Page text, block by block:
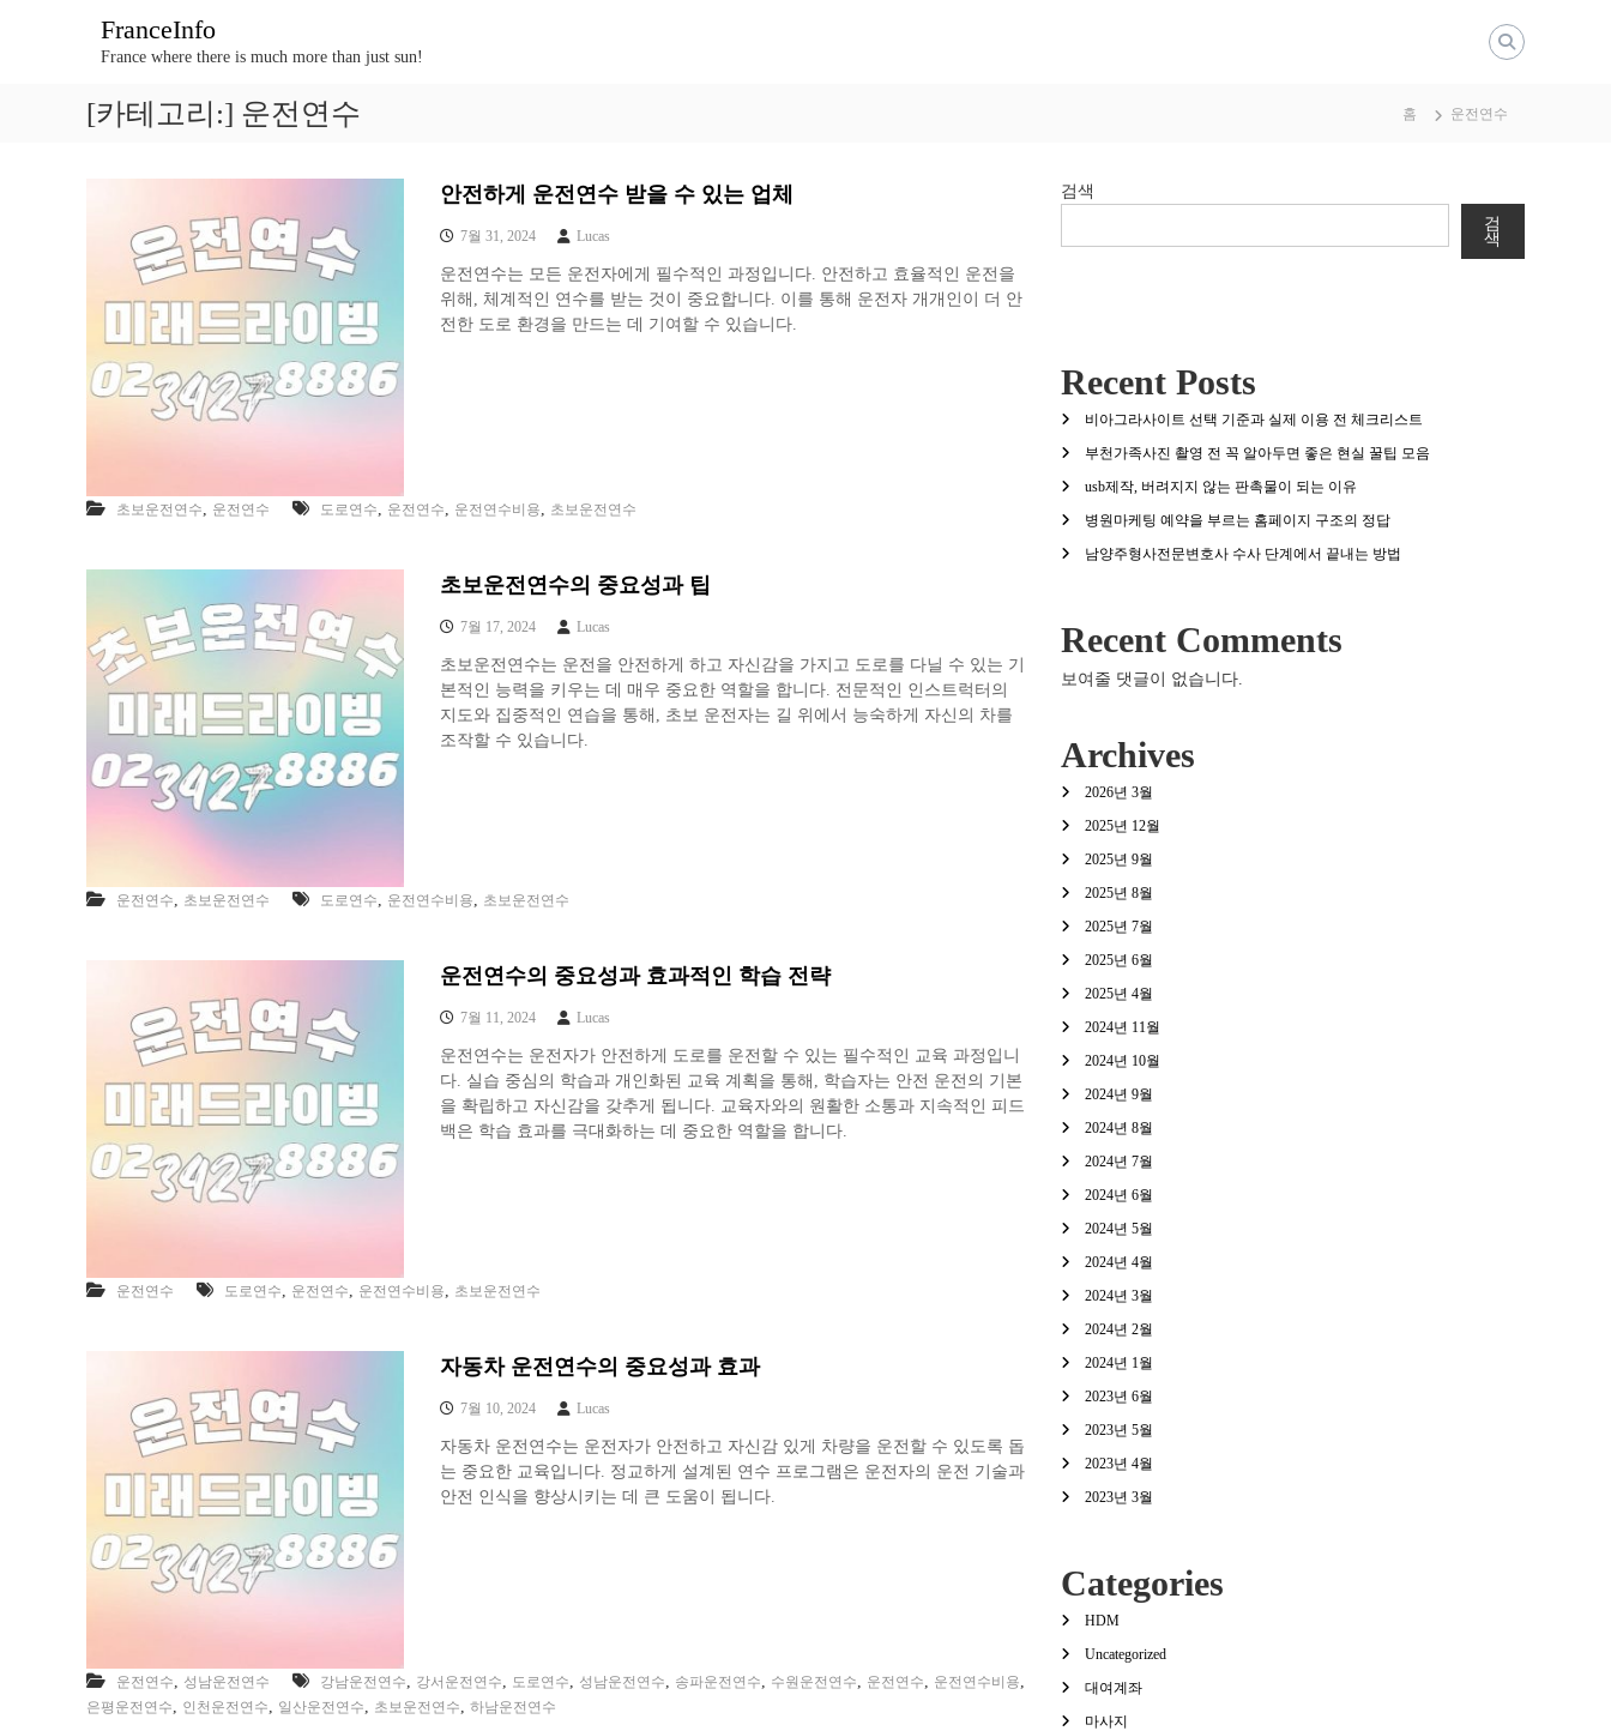
FranceInfo
France where there is much more than just sun!
[카테고리:] 운전연수 홈 운전연수
안전하게 운전연수 받을 수 있는 업체
7월 31, 2024 Lucas
운전연수는 모든 운전자에게 필수적인 과정입니다. 안전하고 효율적인 운전을
위해, 체계적인 연수를 받는 것이 중요합니다. 이를 통해 운전자 개개인이 더 안
전한 도로 환경을 만드는 데 기여할 수 있습니다.
초보운전연수 운전연수 도로연수 운전연수 운전연수비용 초보운전연수
초보운전연수의 중요성과 팁
7월 17, 2024 Lucas
초보운전연수는 운전을 안전하게 하고 자신감을 가지고 도로를 다닐 수 있는 기
본적인 능력을 키우는 데 매우 중요한 역할을 합니다. 전문적인 인스트럭터의
지도와 집중적인 연습을 통해, 초보 운전자는 길 위에서 능숙하게 자신의 차를
조작할 수 있습니다.
운전연수 초보운전연수 도로연수 운전연수비용 초보운전연수
운전연수의 중요성과 효과적인 학습 전략
7월 11, 2024 Lucas
운전연수는 운전자가 안전하게 도로를 운전할 수 있는 필수적인 교육 과정입니
다. 실습 중심의 학습과 개인화된 교육 계획을 통해, 학습자는 안전 운전의 기본
을 확립하고 자신감을 갖추게 됩니다. 교육자와의 원활한 소통과 지속적인 피드
백은 학습 효과를 극대화하는 데 중요한 역할을 합니다.
운전연수 도로연수 운전연수 운전연수비용 초보운전연수
자동차 운전연수의 중요성과 효과
7월 10, 2024 Lucas
자동차 운전연수는 운전자가 안전하고 자신감 있게 차량을 운전할 수 있도록 돕
는 중요한 교육입니다. 정교하게 설계된 연수 프로그램은 운전자의 운전 기술과
안전 인식을 향상시키는 데 큰 도움이 됩니다.
운전연수 성남운전연수 강남운전연수 강서운전연수 도로연수 성남운전연수 송파운전연수 수원운전연수 운전연수 운전연수비용
은평운전연수 인천운전연수 일산운전연수 초보운전연수 하남운전연수
검색
검
색
Recent Posts
비아그라사이트 선택 기준과 실제 이용 전 체크리스트
부천가족사진 촬영 전 꼭 알아두면 좋은 현실 꿀팁 모음
usb제작, 버려지지 않는 판촉물이 되는 이유
병원마케팅 예약을 부르는 홈페이지 구조의 정답
남양주형사전문변호사 수사 단계에서 끝내는 방법
Recent Comments
보여줄 댓글이 없습니다.
Archives
2026년 3월
2025년 12월
2025년 9월
2025년 8월
2025년 7월
2025년 6월
2025년 4월
2024년 11월
2024년 10월
2024년 9월
2024년 8월
2024년 7월
2024년 6월
2024년 5월
2024년 4월
2024년 3월
2024년 2월
2024년 1월
2023년 6월
2023년 5월
2023년 4월
2023년 3월
Categories
HDM
Uncategorized
대여계좌
마사지